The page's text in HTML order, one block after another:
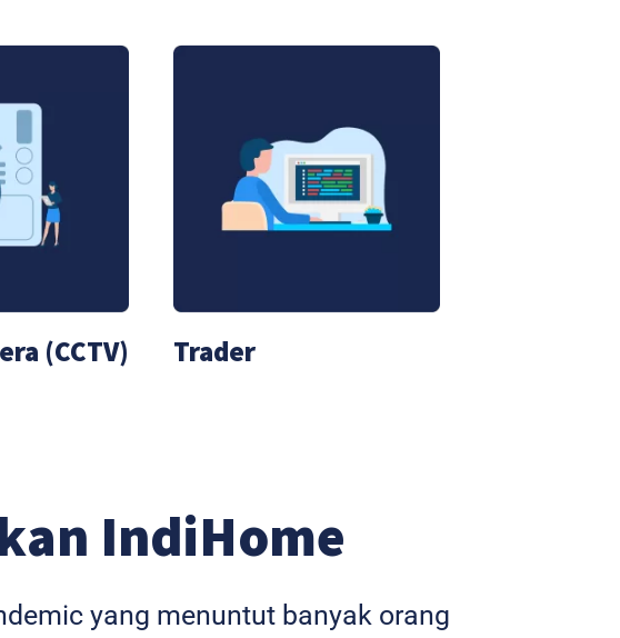
(CCTV) Trader
IndiHome
yang menuntut banyak orang